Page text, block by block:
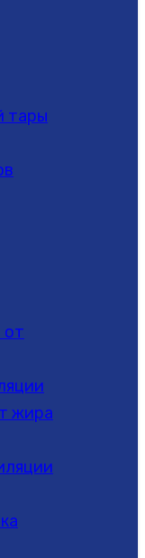
тары
от
жира